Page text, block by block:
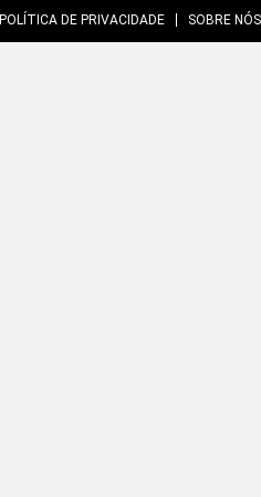
POLÍTICA DE PRIVACIDADE SOBRE NÓS